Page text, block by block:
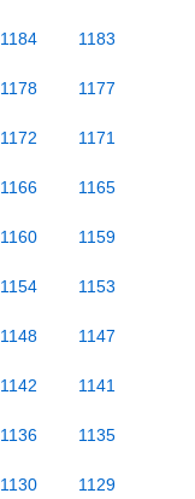
1184 1183
1178 1177
1172 1171
1166 1165
1160 1159
1154 1153
1148 1147
1142 1141
1136 1135
1130 1129